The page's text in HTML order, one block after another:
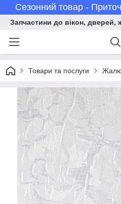
Сезонний товар -
Запчастини до вікон, дверей,
Товари та послуги